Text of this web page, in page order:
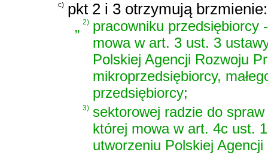
c) pkt 2 i 3 otrzymują brzmienie:
„2) pracowniku przedsiębiorcy
mowa w art. 3 ust. 3
Polskiej Agencji Rozwoju
mikroprzedsiębiorcy,
przedsiębiorcy;
3) sektorowej radzie do
której mowa w art. 4c ust.
utworzeniu Polskiej